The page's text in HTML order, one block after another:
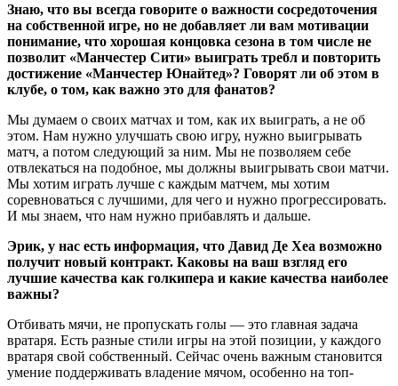
Знаю, что вы всегда говорите о важности сосредоточения
на собственной игре, но не добавляет ли вам мотивации
понимание, что хорошая концовка сезона в том числе не
позволит «Манчестер Сити» выиграть требл и повторить
достижение «Манчестер Юнайтед»? Говорят ли об этом в
клубе, о том, как важно это для фанатов?
Мы думаем о своих матчах и том, как их выиграть, а не об
этом. Нам нужно улучшать свою игру, нужно выигрывать
матч, а потом следующий за ним. Мы не позволяем себе
отвлекаться на подобное, мы должны выигрывать свои матчи.
Мы хотим играть лучше с каждым матчем, мы хотим
соревноваться с лучшими, для чего и нужно прогрессировать.
И мы знаем, что нам нужно прибавлять и дальше.
Эрик, у нас есть информация, что Давид Де Хеа возможно
получит новый контракт. Каковы на ваш взгляд его
лучшие качества как голкипера и какие качества наиболее
важны?
Отбивать мячи, не пропускать голы — это главная задача
вратаря. Есть разные стили игры на этой позиции, у каждого
вратаря свой собственный. Сейчас очень важным становится
умение поддерживать владение мячом, особенно на топ-